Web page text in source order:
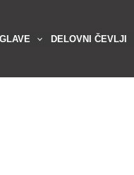
DELOVNI ČEVLJI